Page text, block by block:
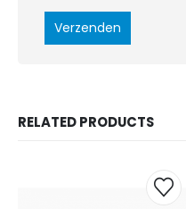
RELATED PRODUCTS